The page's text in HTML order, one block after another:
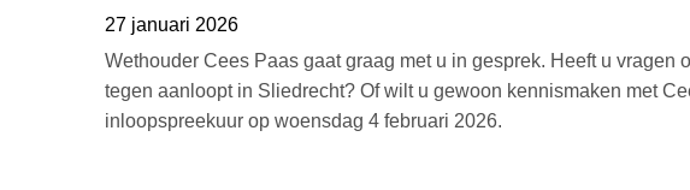
27 januari 2026
Wethouder Cees Paas gaat graag met u in gesprek. Heeft u vragen
tegen aanloopt in Sliedrecht? Of wilt u gewoon kennismaken met
inloopspreekuur op woensdag 4 februari 2026.